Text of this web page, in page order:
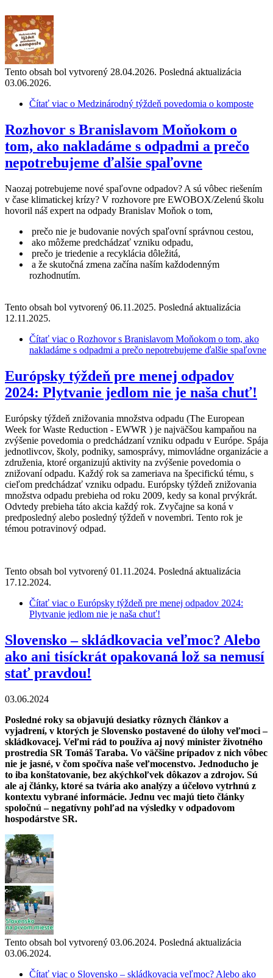
Tento obsah bol vytvorený 28.04.2026. Posledná aktualizácia
03.06.2026.
Čítať viac o Medzinárodný týždeň povedomia o komposte
Rozhovor s Branislavom Moňokom o
tom, ako nakladáme s odpadmi a prečo
nepotrebujeme ďalšie spaľovne
Naozaj potrebujeme nové spaľovne odpadov? A sú vôbec riešením
v čase klimatickej krízy? V rozhovore pre EWOBOX/Zelenú školu
hovoril náš expert na odpady Branislav Moňok o tom,
prečo nie je budovanie nových spaľovní správnou cestou,
ako môžeme predchádzať vzniku odpadu,
prečo je triedenie a recyklácia dôležitá,
a že skutočná zmena začína naším každodenným
rozhodnutím.
Tento obsah bol vytvorený 06.11.2025. Posledná aktualizácia
12.11.2025.
Čítať viac o Rozhovor s Branislavom Moňokom o tom, ako
nakladáme s odpadmi a prečo nepotrebujeme ďalšie spaľovne
Európsky týždeň pre menej odpadov
2024: Plytvanie jedlom nie je naša chuť!
Európsky týždeň znižovania množstva odpadu (The European
Week for Waste Reduction - EWWR ) je najväčšou kampaňou na
zvýšenie povedomia o predchádzaní vzniku odpadu v Európe. Spája
jednotlivcov, školy, podniky, samosprávy, mimovládne organizácie a
združenia, ktoré organizujú aktivity na zvýšenie povedomia o
znižovaní odpadu. Každý rok sa zameriava na špecifickú tému, s
cieľom predchádzať vzniku odpadu. Európsky týždeň znižovania
množstva odpadu prebieha od roku 2009, kedy sa konal prvýkrát.
Odvtedy prebieha táto akcia každý rok. Zvyčajne sa koná v
predposledný alebo posledný týždeň v novembri. Tento rok je
témou potravinový odpad.
Tento obsah bol vytvorený 01.11.2024. Posledná aktualizácia
17.12.2024.
Čítať viac o Európsky týždeň pre menej odpadov 2024:
Plytvanie jedlom nie je naša chuť!
Slovensko – skládkovacia veľmoc? Alebo
ako ani tisíckrát opakovaná lož sa nemusí
stať pravdou!
03.06.2024
Posledné roky sa objavujú desiatky rôznych článkov a
vyjadrení, v ktorých je Slovensko postavené do úlohy veľmoci –
skládkovacej. Veľmi rád to používa aj nový minister životného
prostredia SR Tomáš Taraba. Vo väčšine prípadov z nich vôbec
nie je jasné, v čom spočíva naše veľmocenstvo. Jednoducho je
to iba konštatovanie, bez akýchkoľvek dôkazov a zdrojov. Sú
ale aj články, ktoré sa tvária ako analýzy a účelovo vytrhnú z
kontextu vybrané informácie. Jednu vec majú tieto články
spoločnú – negatívny pohľad na výsledky v odpadovom
hospodárstve SR.
Tento obsah bol vytvorený 03.06.2024. Posledná aktualizácia
03.06.2024.
Čítať viac o Slovensko – skládkovacia veľmoc? Alebo ako